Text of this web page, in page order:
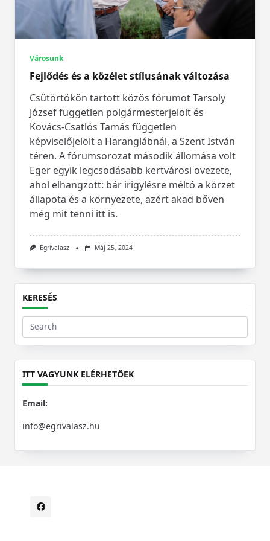
Városunk
Fejlődés és a közélet stílusának változása
Csütörtökön tartott közös fórumot Tarsoly
József független polgármesterjelölt és
Kovács-Csatlós Tamás független
képviselőjelölt a Haranglábnál, a Szent István
téren. A fórumsorozat második állomása volt
Eger egyik legcsodásabb kertvárosi övezete,
ahol elhangzott: bár irigylésre méltó a körzet
állapota és a környezete, azért akad bőven
még mit tenni itt is.
Egrivalasz Máj 25, 2024
KERESÉS
Search
for:
ITT VAGYUNK ELÉRHETŐEK
Email:
info@egrivalasz.hu